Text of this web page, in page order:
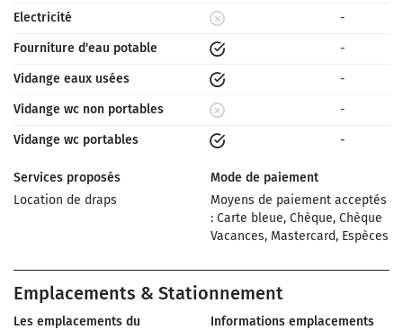
Electricité
-
Fourniture d'eau potable
-
Vidange eaux usées
-
Vidange wc non portables
-
Vidange wc portables
-
Services proposés
Location de draps
Mode de paiement
Moyens de paiement acceptés
: Carte bleue, Chèque, Chèque
Vacances, Mastercard, Espèces
Emplacements & Stationnement
Les emplacements du
Informations emplacements